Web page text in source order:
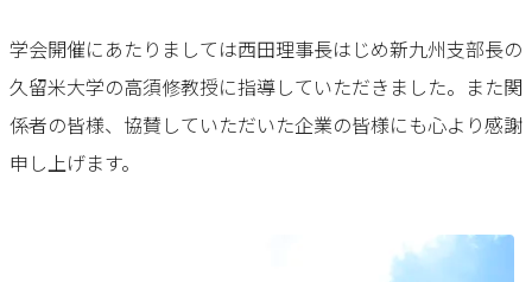
学会開催にあたりましては西田理事長はじめ新九州支部長の
久留米大学の高須修教授に指導していただきました。また関
係者の皆様、協賛していただいた企業の皆様にも心より感謝
申し上げます。